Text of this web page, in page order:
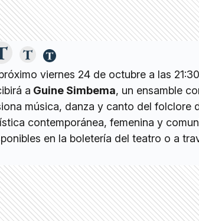
viernes 24 de octubre a las
a Guine Simbema, un ensamble
música, danza y canto del folclore
contemporánea, femenina y
en la boletería del teatro o a